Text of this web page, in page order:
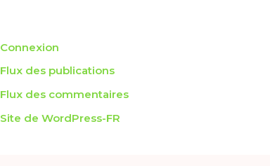
Connexion
Flux des publications
Flux des commentaires
Site de WordPress-FR